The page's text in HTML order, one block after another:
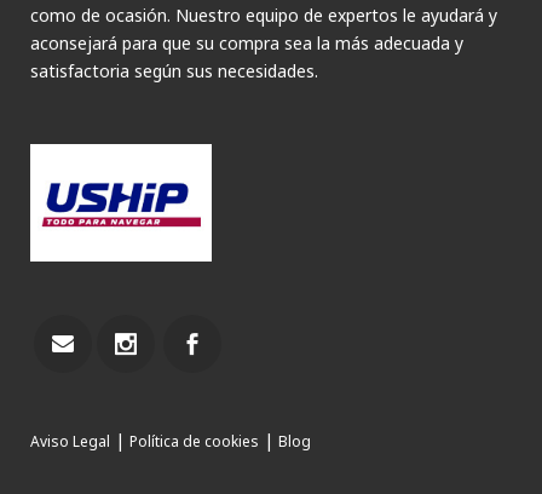
como de ocasión. Nuestro equipo de expertos le ayudará y
aconsejará para que su compra sea la más adecuada y
satisfactoria según sus necesidades.
Aviso Legal | Política de cookies | Blog